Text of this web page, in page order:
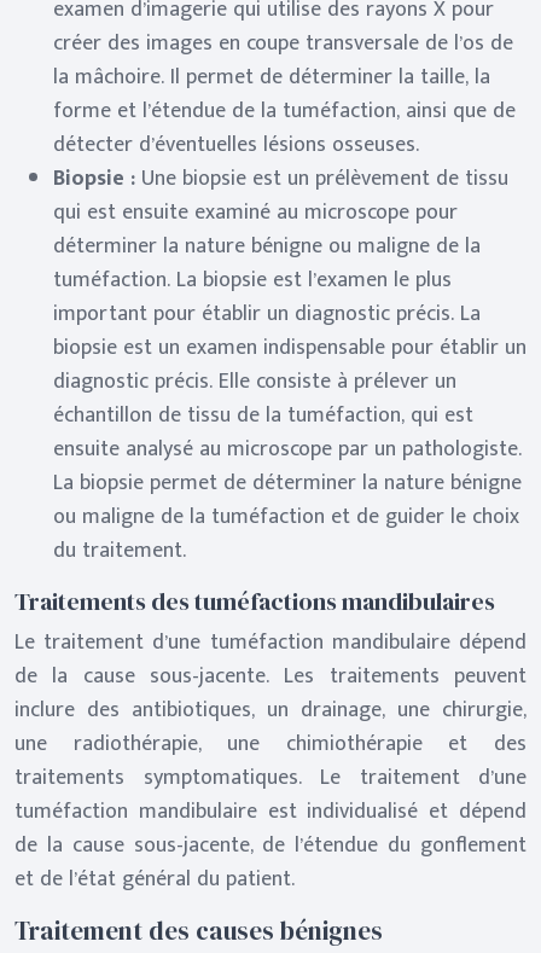
examen d’imagerie qui utilise des rayons X pour
créer des images en coupe transversale de l’os de
la mâchoire. Il permet de déterminer la taille, la
forme et l’étendue de la tuméfaction, ainsi que de
détecter d’éventuelles lésions osseuses.
Biopsie : Une biopsie est un prélèvement de tissu
qui est ensuite examiné au microscope pour
déterminer la nature bénigne ou maligne de la
tuméfaction. La biopsie est l’examen le plus
important pour établir un diagnostic précis. La
biopsie est un examen indispensable pour établir un
diagnostic précis. Elle consiste à prélever un
échantillon de tissu de la tuméfaction, qui est
ensuite analysé au microscope par un pathologiste.
La biopsie permet de déterminer la nature bénigne
ou maligne de la tuméfaction et de guider le choix
du traitement.
Traitements des tuméfactions mandibulaires
Le traitement d’une tuméfaction mandibulaire dépend
de la cause sous-jacente. Les traitements peuvent
inclure des antibiotiques, un drainage, une chirurgie,
une radiothérapie, une chimiothérapie et des
traitements symptomatiques. Le traitement d’une
tuméfaction mandibulaire est individualisé et dépend
de la cause sous-jacente, de l’étendue du gonflement
et de l’état général du patient.
Traitement des causes bénignes